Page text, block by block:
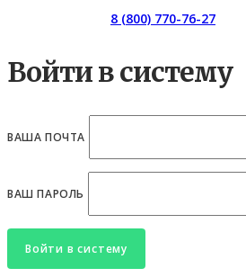
8 (800) 770-76-27
Войти в систему
ВАША ПОЧТА
ВАШ ПАРОЛЬ
Войти в систему